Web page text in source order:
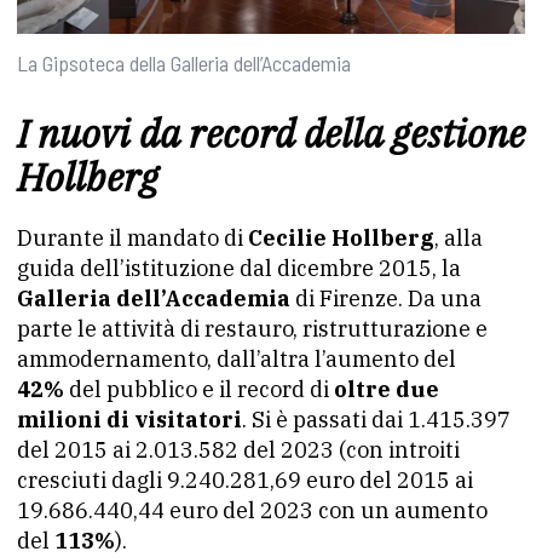
La Gipsoteca della Galleria dell’Accademia
I nuovi da record della gestione
Hollberg
Durante il mandato di Cecilie Hollberg, alla
guida dell’istituzione dal dicembre 2015, la
Galleria dell’Accademia di Firenze. Da una
parte le attività di restauro, ristrutturazione e
ammodernamento, dall’altra l’aumento del
42% del pubblico e il record di oltre due
milioni di visitatori. Si è passati dai 1.415.397
del 2015 ai 2.013.582 del 2023 (con introiti
cresciuti dagli 9.240.281,69 euro del 2015 ai
19.686.440,44 euro del 2023 con un aumento
del 113%).